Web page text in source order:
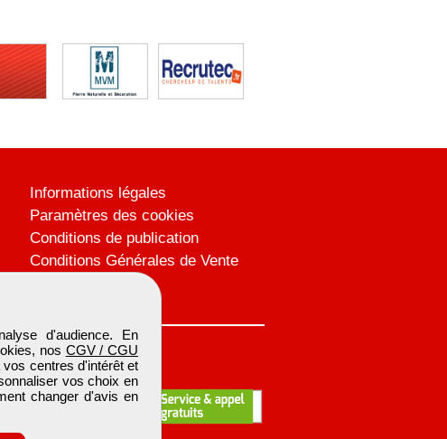
d'audience. En
nos CGV / CGU
centres d'intérêt et
vos choix en
changer d'avis en
Informations légales
Paramètres des cookies
Conditions de publication
Conditions Générales de Vente